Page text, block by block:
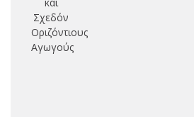
Σχεδόν
Οριζόντιους
Αγωγούς